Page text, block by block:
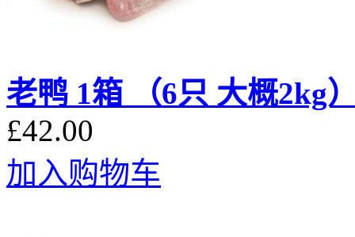
老鸭 1箱 （6只 大概2kg
£42.00
加入购物车